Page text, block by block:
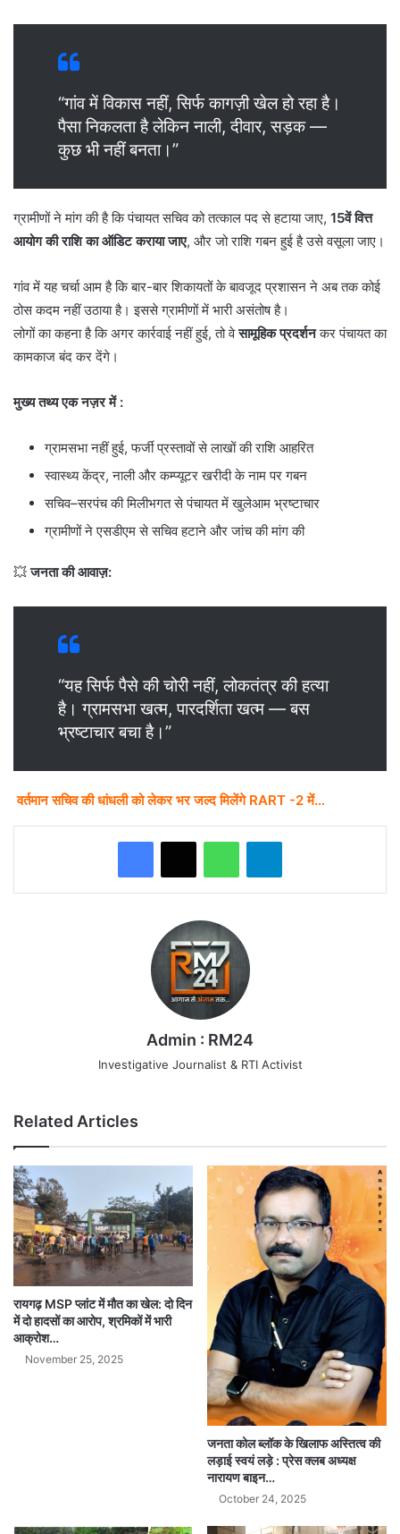
“गांव में विकास नहीं, सिर्फ कागज़ी खेल हो रहा है।
पैसा निकलता है लेकिन नाली, दीवार, सड़क —
कुछ भी नहीं बनता।”
ग्रामीणों ने मांग की है कि पंचायत सचिव को तत्काल पद से हटाया जाए, 15वें वित्त
आयोग की राशि का ऑडिट कराया जाए, और जो राशि गबन हुई है उसे वसूला जाए।
गांव में यह चर्चा आम है कि बार-बार शिकायतों के बावजूद प्रशासन ने अब तक कोई
ठोस कदम नहीं उठाया है। इससे ग्रामीणों में भारी असंतोष है।
लोगों का कहना है कि अगर कार्रवाई नहीं हुई, तो वेसामूहिक प्रदर्शनकर पंचायत का
कामकाज बंद कर देंगे।
मुख्य तथ्य एक नज़र में :
ग्रामसभा नहीं हुई, फर्जी प्रस्तावों से लाखों की राशि आहरित
स्वास्थ्य केंद्र, नाली और कम्प्यूटर खरीदी के नाम पर गबन
सचिव–सरपंच की मिलीभगत से पंचायत में खुलेआम भ्रष्टाचार
ग्रामीणों ने एसडीएम से सचिव हटाने और जांच की मांग की
💥जनता की आवाज़:
“यह सिर्फ पैसे की चोरी नहीं, लोकतंत्र की हत्या
है। ग्रामसभा खत्म, पारदर्शिता खत्म — बस
भ्रष्टाचार बचा है।”
वर्तमान सचिव की धांधली को लेकर भर जल्द मिलेंगे RART -2 में…
WhatsAppTelegram
Admin : RM24
Investigative Journalist & RTI Activist
Related Articles
रायगढ़ MSP प्लांट में मौत का खेल: दो दिन
में दो हादसों का आरोप, श्रमिकों में भारी
आक्रोश…
November 25, 2025
जनता कोल ब्लॉक के खिलाफ अस्तित्व की
लड़ाई स्वयं लड़े : प्रेस क्लब अध्यक्ष
नारायण बाइन…
October 24, 2025